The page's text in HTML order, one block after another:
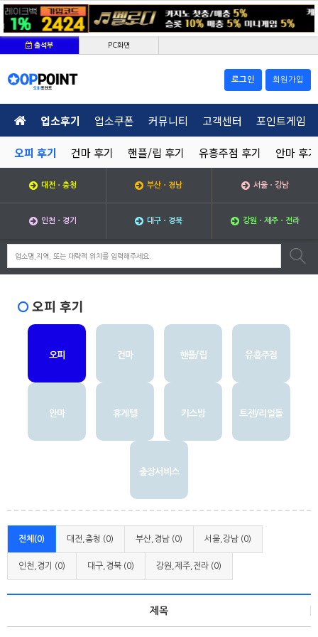
출석부 PC화면
로그인 회원가입
업소후기 업소쿠폰 커뮤니티 고객센터 포인트게임
오피 후기 건마 후기 핸플/립 후기 유흥주점 후기 안마 후기
대전ㆍ충청 부산ㆍ경남 서울ㆍ강남
인천ㆍ경기 대구ㆍ경북 강원ㆍ제주ㆍ전라
오피 후기
오피 건마 핸플/립 유흥주점
안마 휴게텔 키스방 트젠/리얼돌
출장서비스
전체(0) 대전,충청 (0) 부산,경남 (0) 서울,강남 (0)
인천,경기 (0) 대구,경북 (0) 강원,제주,전라 (0)
제목